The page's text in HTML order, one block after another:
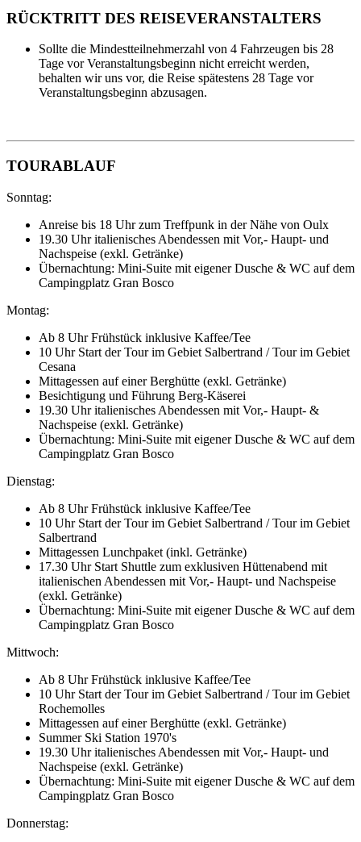
RÜCKTRITT DES REISEVERANSTALTERS
Sollte die Mindestteilnehmerzahl von 4 Fahrzeugen bis 28
Tage vor Veranstaltungsbeginn nicht erreicht werden,
behalten wir uns vor, die Reise spätestens 28 Tage vor
Veranstaltungsbeginn abzusagen.
TOURABLAUF
Sonntag:
Anreise bis 18 Uhr zum Treffpunk in der Nähe von Oulx
19.30 Uhr italienisches Abendessen mit Vor,- Haupt- und
Nachspeise (exkl. Getränke)
Übernachtung: Mini-Suite mit eigener Dusche & WC auf dem
Campingplatz Gran Bosco
Montag:
Ab 8 Uhr Frühstück inklusive Kaffee/Tee
10 Uhr Start der Tour im Gebiet Salbertrand / Tour im Gebiet
Cesana
Mittagessen auf einer Berghütte (exkl. Getränke)
Besichtigung und Führung Berg-Käserei
19.30 Uhr italienisches Abendessen mit Vor,- Haupt- &
Nachspeise (exkl. Getränke)
Übernachtung: Mini-Suite mit eigener Dusche & WC auf dem
Campingplatz Gran Bosco
Dienstag:
Ab 8 Uhr Frühstück inklusive Kaffee/Tee
10 Uhr Start der Tour im Gebiet Salbertrand / Tour im Gebiet
Salbertrand
Mittagessen Lunchpaket (inkl. Getränke)
17.30 Uhr Start Shuttle zum exklusiven Hüttenabend mit
italienischen Abendessen mit Vor,- Haupt- und Nachspeise
(exkl. Getränke)
Übernachtung: Mini-Suite mit eigener Dusche & WC auf dem
Campingplatz Gran Bosco
Mittwoch:
Ab 8 Uhr Frühstück inklusive Kaffee/Tee
10 Uhr Start der Tour im Gebiet Salbertrand / Tour im Gebiet
Rochemolles
Mittagessen auf einer Berghütte (exkl. Getränke)
Summer Ski Station 1970's
19.30 Uhr italienisches Abendessen mit Vor,- Haupt- und
Nachspeise (exkl. Getränke)
Übernachtung: Mini-Suite mit eigener Dusche & WC auf dem
Campingplatz Gran Bosco
Donnerstag: